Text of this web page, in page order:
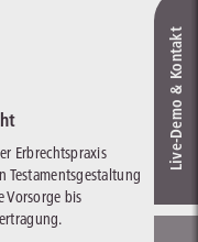
Erbrechtspraxis
Testamentsgestaltung
Vorsorge bis
Live‑Demo & Kontakt